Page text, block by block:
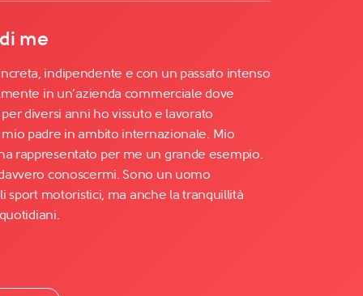
me
indipendente e con un passato intenso
in un’azienda commerciale dove
diversi anni ho vissuto e lavorato
padre in ambito internazionale. Mio
rappresentato per me un grande esempio.
conoscermi. Sono un uomo
sport motoristici, ma anche la tranquillità